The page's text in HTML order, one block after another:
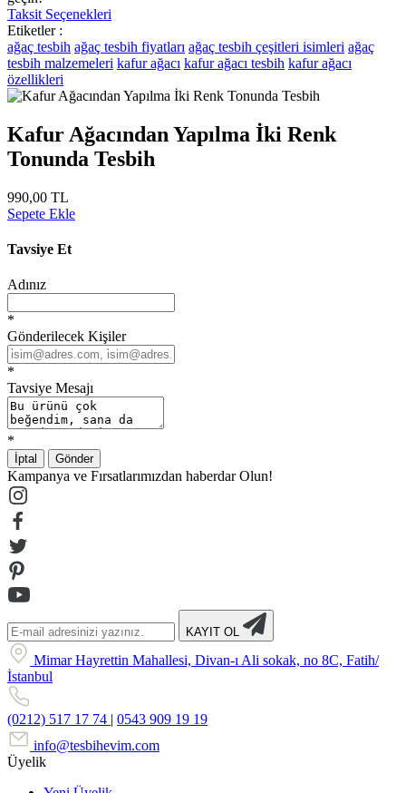
Taksit Seçenekleri
Etiketler :
ağaç tesbih ağaç tesbih fiyatları ağaç tesbih çeşitleri isimleri ağaç
tesbih malzemeleri kafur ağacı kafur ağacı tesbih kafur ağacı
özellikleri
Kafur Ağacından Yapılma İki Renk
Tonunda Tesbih
990,00 TL
Sepete Ekle
Tavsiye Et
Adınız
*
Gönderilecek Kişiler
*
Tavsiye Mesajı
*
İptal Gönder
Kampanya ve Fırsatlarımızdan haberdar Olun!
KAYIT OL
Mimar Hayrettin Mahallesi, Divan-ı Ali sokak, no 8C, Fatih/
İstanbul
(0212) 517 17 74 | 0543 909 19 19
info@tesbihevim.com
Üyelik